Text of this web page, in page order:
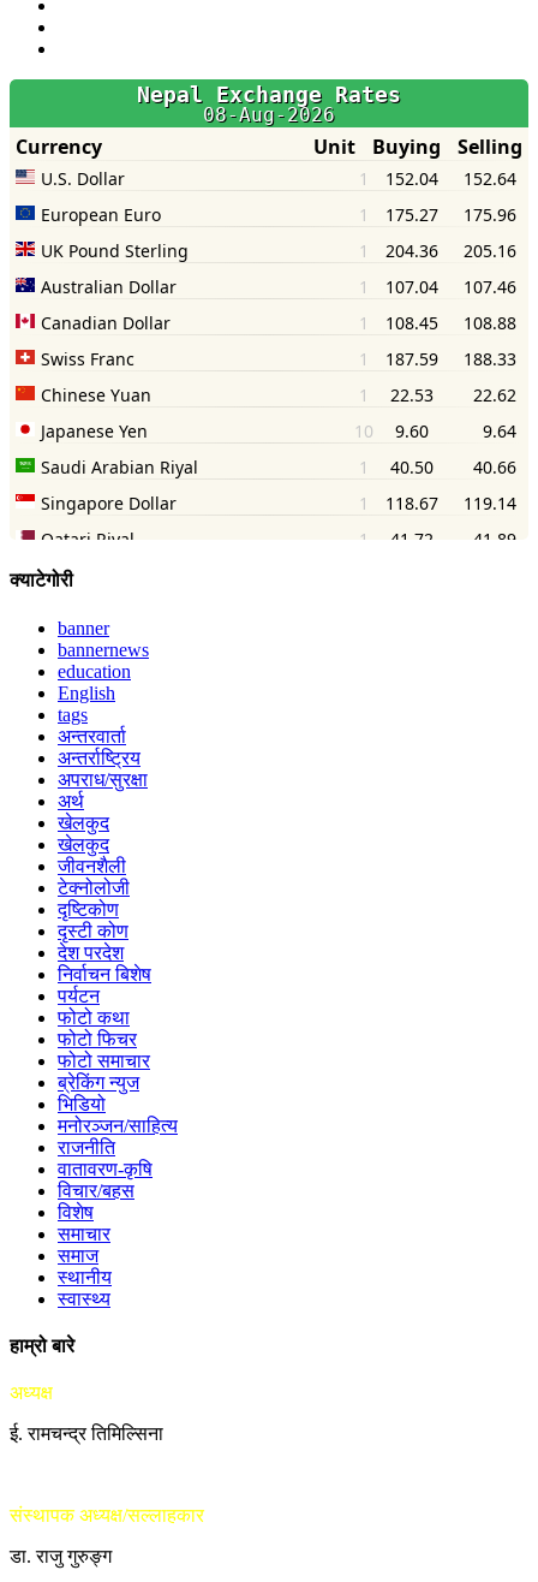
क्याटेगोरी
banner
bannernews
education
English
tags
अन्तरवार्ता
अन्तर्राष्ट्रिय
अपराध/सुरक्षा
अर्थ
खेलकुद
खेलकुद
जीवनशैली
टेक्नोलोजी
दृष्टिकोण
दृस्टी कोण
देश परदेश
निर्वाचन बिशेष
पर्यटन
फोटो कथा
फोटो फिचर
फोटो समाचार
ब्रेकिंग न्युज
भिडियो
मनोरञ्जन/साहित्य
राजनीति
वातावरण-कृषि
विचार/बहस
विशेष
समाचार
समाज
स्थानीय
स्वास्थ्य
हाम्रो बारे
अध्यक्ष
ई. रामचन्द्र तिमिल्सिना
संस्थापक अध्यक्ष/सल्लाहकार
डा. राजु गुरुङ्ग